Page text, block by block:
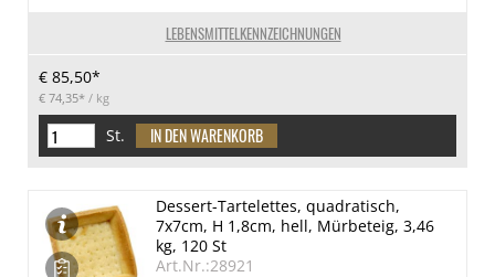
LEBENSMITTELKENNZEICHNUNGEN
€ 85,50*
€ 74,35* / kg
St.
Dessert-Tartelettes, quadratisch,
7x7cm, H 1,8cm, hell, Mürbeteig, 3,46
kg, 120 St
Art.Nr.:28921